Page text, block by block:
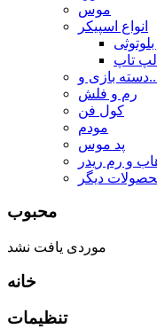
موس
انواع اسپیکر
لپ تاپ
و...
رم و فلش
کول فن
مودم
پد موس
و رم ریدر
دیگر
محبوب
موردی یافت نشد
خانه
تنظیمات